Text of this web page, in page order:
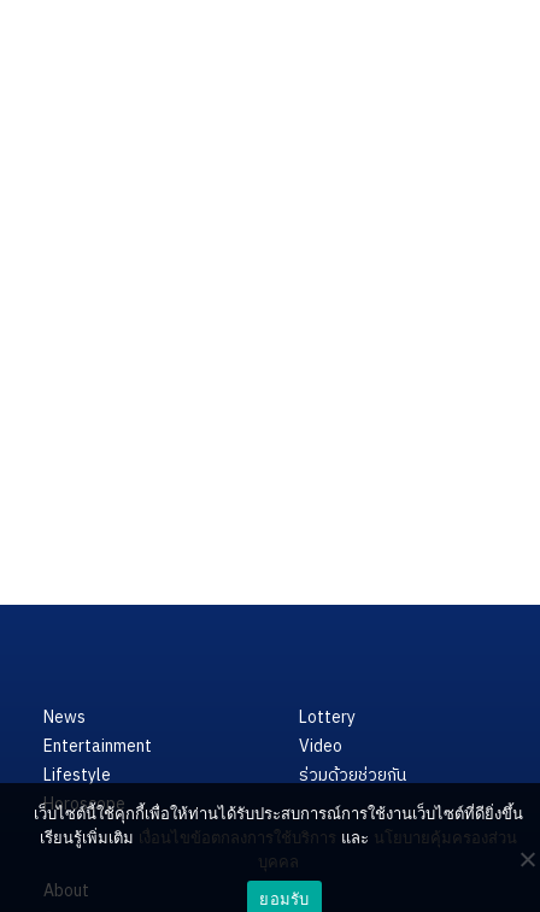
News
Entertainment
Lifestyle
Horoscope
Lottery
Video
ร่วมด้วยช่วยกัน
About
เว็บไซต์นี้ใช้คุกกี้เพื่อให้ท่านได้รับประสบการณ์การใช้งานเว็บไซต์ที่ดียิ่งขึ้น
เรียนรู้เพิ่มเติม เงื่อนไขข้อตกลงการใช้บริการ และ นโยบายคุ้มครองส่วน
บุคคล
ยอมรับ